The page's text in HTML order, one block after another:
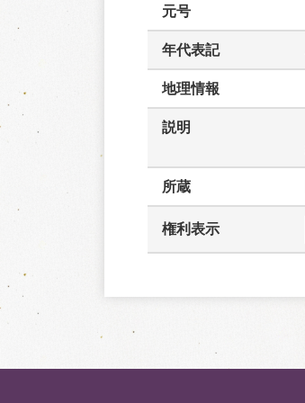
元号
年代表記
地理情報
説明
所蔵
権利表示